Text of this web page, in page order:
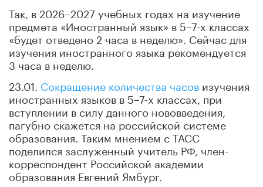
Так, в 2026–2027 учебных годах на изучение
предмета «Иностранный язык» в 5–7-х классах
«будет отведено 2 часа в неделю». Сейчас для
изучения иностранного языка рекомендуется
3 часа в неделю.
23.01. Сокращение количества часов изучения
иностранных языков в 5–7-х классах, при
вступлении в силу данного нововведения,
пагубно скажется на российской системе
образования. Таким мнением с ТАСС
поделился заслуженный учитель РФ, член-
корреспондент Российской академии
образования Евгений Ямбург.